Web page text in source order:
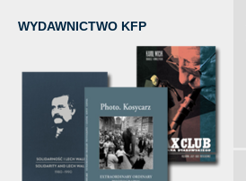
WYDAWNICTWO KFP